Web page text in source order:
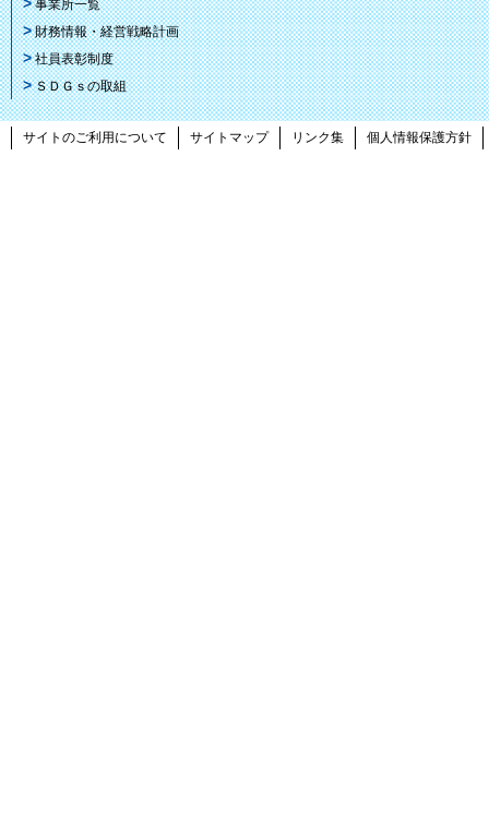
事業所一覧
財務情報・経営戦略計画
社員表彰制度
ＳＤＧｓの取組
サイトのご利用について サイトマップ リンク集 個人情報保護方針